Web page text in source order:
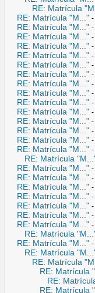
RE: Matrícula
RE: Matrícula "M..." -
RE: Matrícula "M..." -
RE: Matrícula "M..." -
RE: Matrícula "M..." -
RE: Matrícula "M..." -
RE: Matrícula "M..." -
RE: Matrícula "M..." -
RE: Matrícula "M..." -
RE: Matrícula "M..." -
RE: Matrícula "M..." -
RE: Matrícula "M..." -
RE: Matrícula "M..." -
RE: Matrícula "M..." -
RE: Matrícula "M..." -
RE: Matrícula "M..." -
RE: Matrícula
RE: Matrícula "M..." -
RE: Matrícula "M..." -
RE: Matrícula "M..." -
RE: Matrícula "M..." -
RE: Matrícula "M..." -
RE: Matrícula "M..." -
RE: Matrícula "M..." -
RE: Matrícula
RE: Matrícula "M..." -
RE: Matrícula
RE: Matrícula
RE: Matrícula
RE:
RE: Matrícula